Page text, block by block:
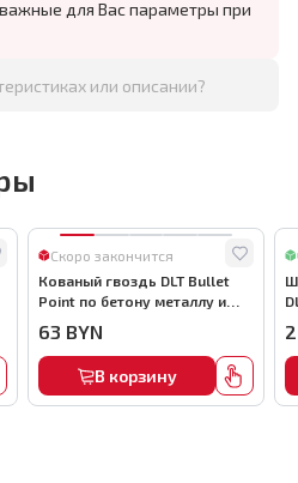
для Вас параметры при
или описании?
Скоро закончится
Кованый гвоздь DLT Bullet
Point по бетону металлу и
арт.0116
63 BYN
В корзину